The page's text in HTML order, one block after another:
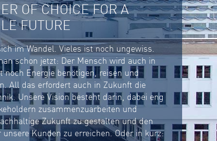
OF CHOICE FOR A
FUTURE
im Wandel. Vieles ist noch ungewiss.
schon jetzt: Der Mensch wird auch in
noch Energie benötigen, reisen und
All das erfordert auch in Zukunft die
Unsere Vision besteht darin, dabei eng
zusammenzuarbeiten und
Zukunft zu gestalten und den
Kunden zu erreichen. Oder in kurz: